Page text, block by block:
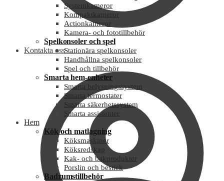
Kontakta oss
Systemkameror
Kompaktkameror
Actionkameror
Kamera- och fototillbehör
Spelkonsoler och spel
Stationära spelkonsoler
Handhållna spelkonsoler
Spel och tillbehör
Smarta hem-enheter
Smarta belysningssystem
Smarta termostater
Smarta säkerhetssystem
Smarta assistenter
Hem
Kök och matlagning
Köksmaskiner
Köksredskap
Kak- och bakprodukter
Porslin och bestick
Badrumstillbehör